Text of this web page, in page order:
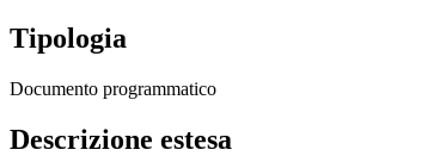
Tipologia
Documento programmatico
Descrizione estesa